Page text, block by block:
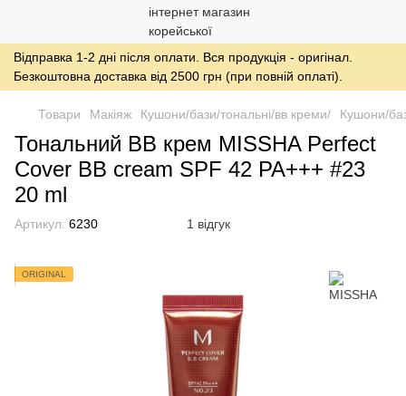
Відправка 1-2 дні після оплати. Вся продукція - оригінал.
Безкоштовна доставка від 2500 грн (при повній оплаті).
Товари Макіяж Кушони/бази/тональні/вв креми/ Кушони/
Тональний ВВ крем MISSHA Perfect
Cover BB cream SPF 42 PA+++ #23
20 ml
Артикул: 6230 1 відгук
ORIGINAL